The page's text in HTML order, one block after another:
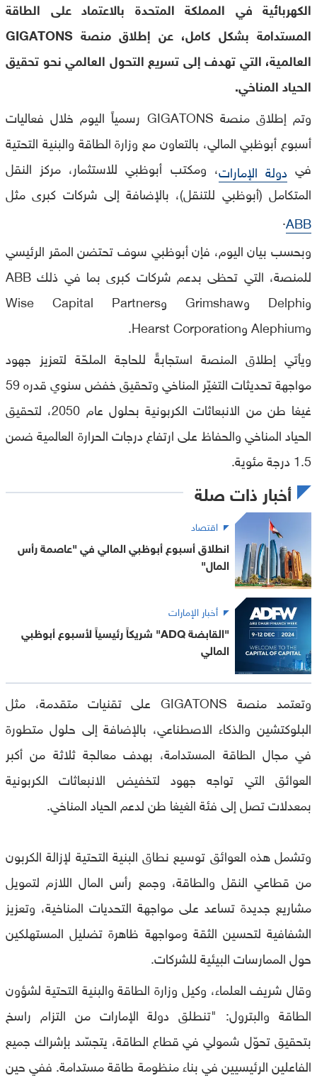
الكهربائية في المملكة المتحدة بالاعتماد على الطاقة
المستدامة بشكل كامل، عن إطلاق منصة GIGATONS
العالمية، التي تهدف إلى تسريع التحول العالمي نحو تحقيق
الحياد المناخي.
وتم إطلاق منصة GIGATONS رسمياً اليوم خلال فعاليات
أسبوع أبوظبي المالي، بالتعاون مع وزارة الطاقة والبنية التحتية
في دولة الإمارات، ومكتب أبوظبي للاستثمار، مركز النقل
المتكامل (أبوظبي للتنقل)، بالإضافة إلى شركات كبرى مثل
ABB
.
وبحسب بيان اليوم، فإن أبوظبي سوف تحتضن المقر الرئيسي
للمنصة، التي تحظى بدعم شركات كبرى بما في ذلك ABB
وDelphi وGrimshaw وWise Capital Partners
وAlephium وHearst Corporation.
ويأتي إطلاق المنصة استجابةً للحاجة الملحّة لتعزيز جهود
مواجهة تحديثات التغيّر المناخي وتحقيق خفض سنوي قدره 59
غيغا طن من الانبعاثات الكربونية بحلول عام 2050، لتحقيق
الحياد المناخي والحفاظ على ارتفاع درجات الحرارة العالمية ضمن
1.5 درجة مئوية.
أخبار ذات صلة
اقتصاد
انطلاق أسبوع أبوظبي المالي في "عاصمة رأس
المال"
أخبار الإمارات
"القابضة ADQ" شريكاً رئيسياً لأسبوع أبوظبي
المالي
وتعتمد منصة GIGATONS على تقنيات متقدمة، مثل
البلوكتشين والذكاء الاصطناعي، بالإضافة إلى حلول متطورة
في مجال الطاقة المستدامة، بهدف معالجة ثلاثة من أكبر
العوائق التي تواجه جهود لتخفيض الانبعاثات الكربونية
بمعدلات تصل إلى فئة الغيغا طن لدعم الحياد المناخي.
وتشمل هذه العوائق توسيع نطاق البنية التحتية لإزالة الكربون
من قطاعي النقل والطاقة، وجمع رأس المال اللازم لتمويل
مشاريع جديدة تساعد على مواجهة التحديات المناخية، وتعزيز
الشفافية لتحسين الثقة ومواجهة ظاهرة تضليل المستهلكين
حول الممارسات البيئية للشركات.
وقال شريف العلماء، وكيل وزارة الطاقة والبنية التحتية لشؤون
الطاقة والبترول: "تنطلق دولة الإمارات من التزام راسخ
بتحقيق تحوّل شمولي في قطاع الطاقة، يتجسّد بإشراك جميع
الفاعلين الرئيسيين في بناء منظومة طاقة مستدامة. ففي حين